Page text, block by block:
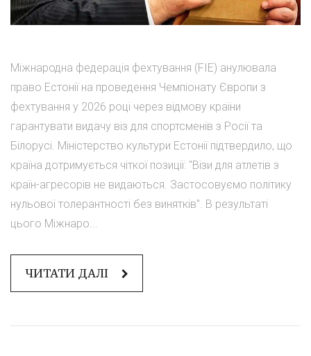
Міжнародна федерація фехтування (FIE) анулювала
право Естонії на проведення Чемпіонату Європи з
фехтування у 2026 році через відмову країни
гарантувати видачу віз для спортсменів з Росії та
Білорусі. Міністерство культури Естонії підтвердило, що
країна дотримується чіткої позиції: "Візи для атлетів з
країн-агресорів не видаються. Застосовуємо політику
нульової толерантності без винятків". В результаті
цього Міжнаро...
ЧИТАТИ ДАЛІ